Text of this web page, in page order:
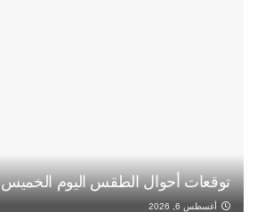
توقعات أحوال الطقس اليوم الخميس
أغسطس 6, 2026